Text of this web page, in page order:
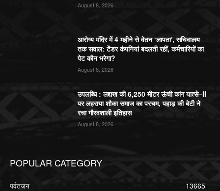
August 8, 2026
आरोग्य मंदिर में 4 महीने से वेतन ‘लापता’, सचिवालय
तक सवाल: टेंडर कंपनियां बदलती रहीं, कर्मचारियों का
पेट कौन भरेगा?
August 8, 2026
उपलब्धि : लद्दाख की 6,250 मीटर ऊंची कांग यात्से–II
पर लहराया शौका समाज का परचम, पहाड़ की बेटी ने
रचा गौरवशाली इतिहास
August 8, 2026
POPULAR CATEGORY
पर्वतजन
13665